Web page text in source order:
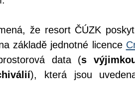
že resort ČÚZK
základě jednotné licence
data (s
), která jsou